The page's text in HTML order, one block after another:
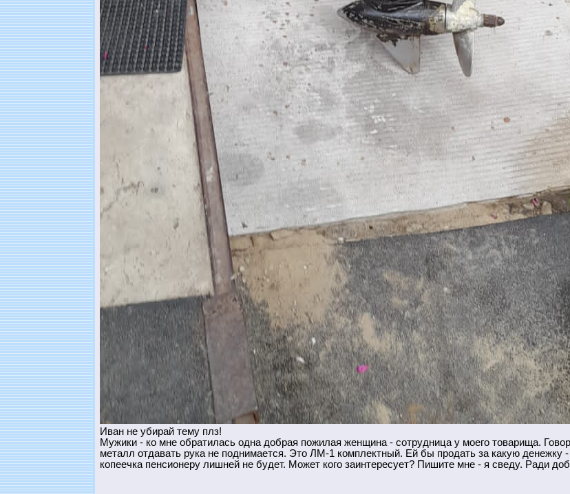
Иван не убирай тему плз!
Мужики - ко мне обратилась одна добрая пожилая женщина - сотрудница у моего товарища.
металл отдавать рука не поднимается. Это ЛМ-1 комплектный. Ей бы продать за какую денежку -
копеечка пенсионеру лишней не будет. Может кого заинтересует? Пишите мне - я сведу. Ради